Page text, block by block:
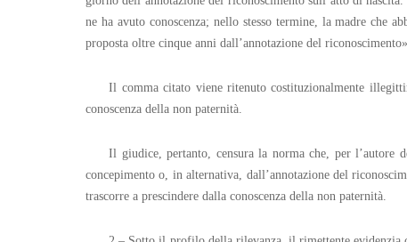
ne ha avuto conoscenza; nello stesso termine, la madre che
proposta oltre cinque anni dall’annotazione del
Il comma citato viene ritenuto costituzionalmente
conoscenza della non paternità.
Il giudice, pertanto, censura la norma che, per l’autore
concepimento o, in alternativa, dall’annotazione del
trascorre a prescindere dalla conoscenza della non paternità.